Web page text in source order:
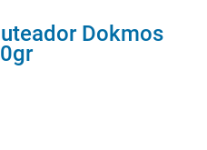
Dokmos